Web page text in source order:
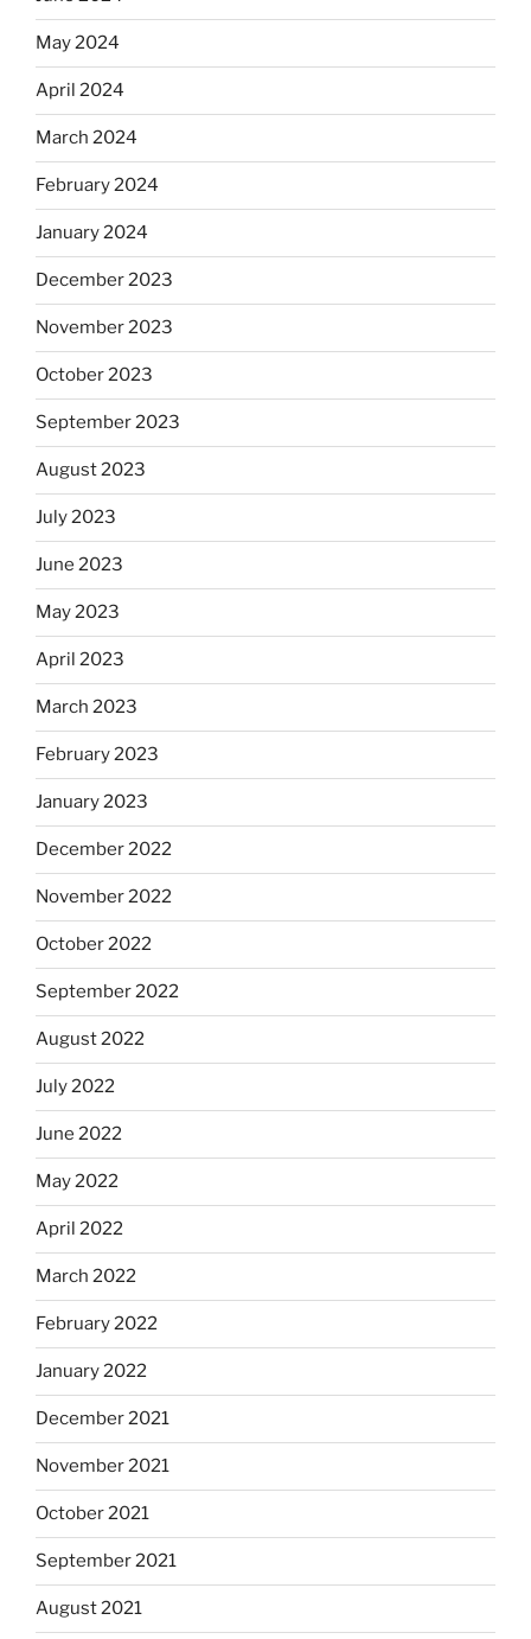
May 2024
April 2024
March 2024
February 2024
January 2024
December 2023
November 2023
October 2023
September 2023
August 2023
July 2023
June 2023
May 2023
April 2023
March 2023
February 2023
January 2023
December 2022
November 2022
October 2022
September 2022
August 2022
July 2022
June 2022
May 2022
April 2022
March 2022
February 2022
January 2022
December 2021
November 2021
October 2021
September 2021
August 2021